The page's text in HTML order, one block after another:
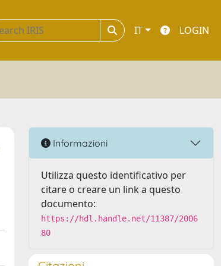
IT LOGIN
Informazioni
Utilizza questo identificativo per
citare o creare un link a questo
documento:
https://hdl.handle.net/11387/2006
80